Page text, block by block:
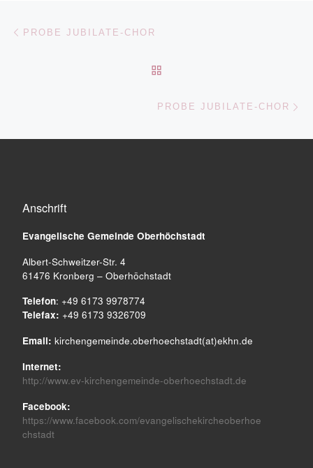
Beitragsnavigation
PROBE JUBILATE-CHOR
PROBE JUBILATE-CHOR
Anschrift
Evangelische Gemeinde Oberhöchstadt
Albert-Schweitzer-Str. 4
61476 Kronberg – Oberhöchstadt
Telefon: +49 6173 9978774
Telefax: +49 6173 9326709
Email: kirchengemeinde.oberhoechstadt(at)ekhn.de
Internet:
http://www.ev-kirchengemeinde-oberhoechstadt.de
Facebook:
https://www.facebook.com/evangelischekircheoberhoe
chstadt